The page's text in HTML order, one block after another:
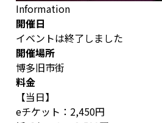
Information
開催日
イベントは終了しました
開催場所
博多旧市街
料金
【当日】
eチケット：2,450円